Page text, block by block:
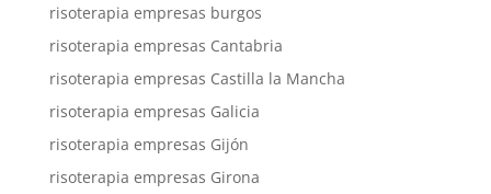
risoterapia empresas burgos
risoterapia empresas Cantabria
risoterapia empresas Castilla la Mancha
risoterapia empresas Galicia
risoterapia empresas Gijón
risoterapia empresas Girona